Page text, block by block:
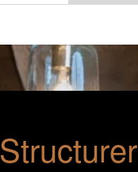
Structurer